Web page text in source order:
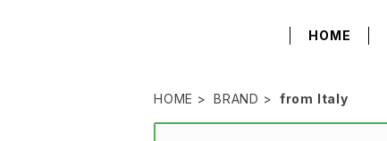
HOME
HOME BRAND from Italy